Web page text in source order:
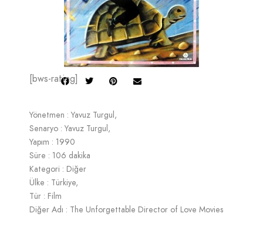
[bws-rating]
Yönetmen : Yavuz Turgul,
Senaryo : Yavuz Turgul,
Yapım : 1990
Süre : 106 dakika
Kategori : Diğer
Ülke : Türkiye,
Tür : Film
Diğer Adı : The Unforgettable Director of Love Movies